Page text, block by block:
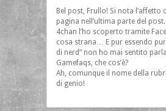
Bel post, Frullo! Si nota l’affetto
pagina nell’ultima parte del
4chan l’ho scoperto tramite
cosa strana… E pur essendo
di nerd” non ho mai sentito
Gamefaqs, che cos’è?
Ah, comunque il nome della
di genio!